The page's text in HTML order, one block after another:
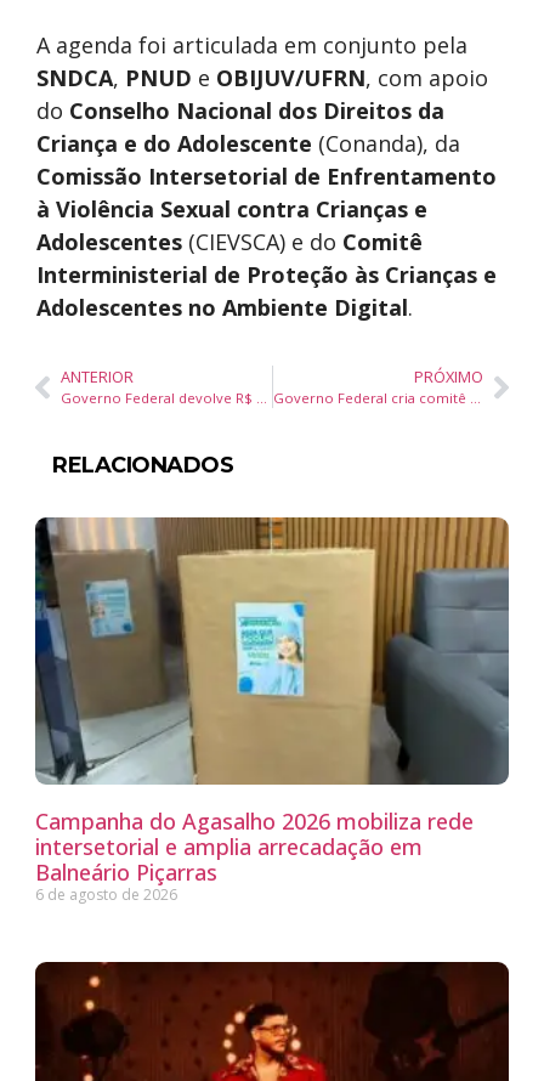
A agenda foi articulada em conjunto pela
SNDCA, PNUD e OBIJUV/UFRN, com apoio
do Conselho Nacional dos Direitos da
Criança e do Adolescente (Conanda), da
Comissão Intersetorial de Enfrentamento
à Violência Sexual contra Crianças e
Adolescentes (CIEVSCA) e do Comitê
Interministerial de Proteção às Crianças e
Adolescentes no Ambiente Digital.
ANTERIOR
Governo Federal devolve R$ 1,29 bilhão a aposentados e pensionistas
PRÓXIMO
Governo Federal cria comitê para organizar a Copa do Mundo Feminina de 2027 no Brasil
RELACIONADOS
Campanha do Agasalho 2026 mobiliza rede
intersetorial e amplia arrecadação em
Balneário Piçarras
6 de agosto de 2026